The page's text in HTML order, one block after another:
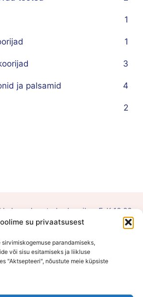
su privaatsusest
parandamiseks,
või sisu esitamiseks ja liikluse
"Aktsepteeri", nõustute meie küpsiste
1
1
3
ja palsamid 4
2
avatud vahemikus E-K 10:00-
15:00
OÜ Võluhaldjas
Reg. nr: 16108484